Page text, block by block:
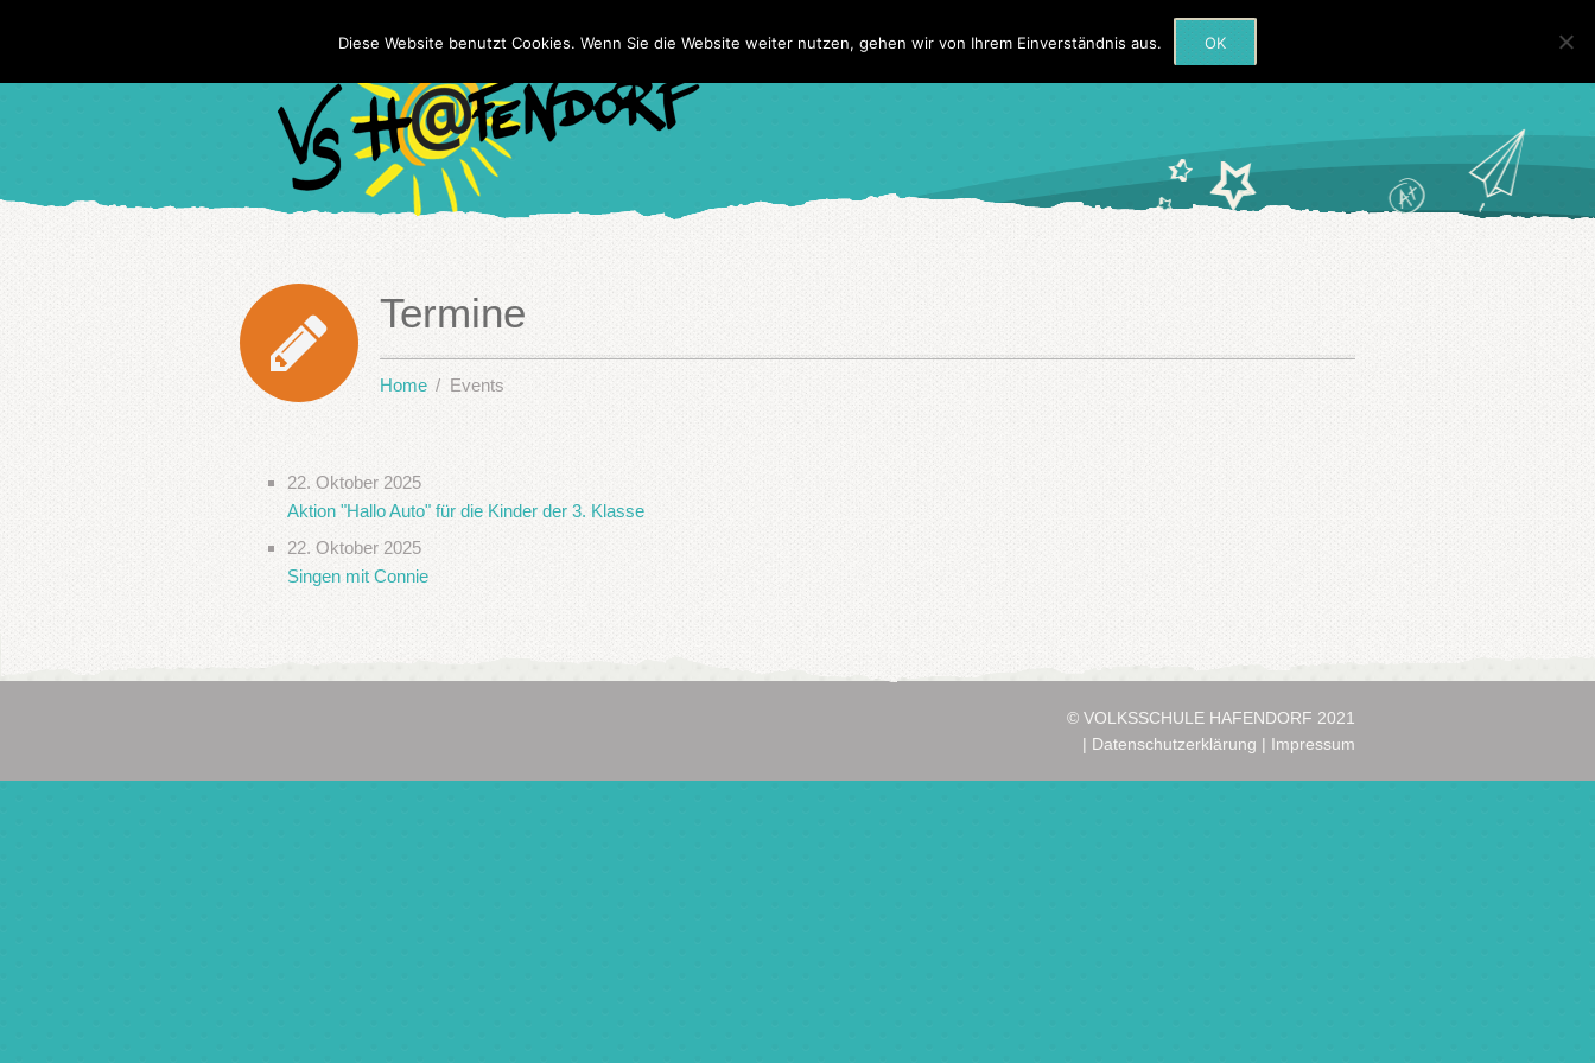
Termine
Home Events
22. Oktober 2025
Aktion "Hallo Auto" für die Kinder der 3. Klasse
22. Oktober 2025
Singen mit Connie
© VOLKSSCHULE HAFENDORF 2021
| Datenschutzerklärung | Impressum
Diese Website benutzt Cookies. Wenn Sie die Website weiter nutzen, gehen wir von Ihrem Einverständnis aus. OK